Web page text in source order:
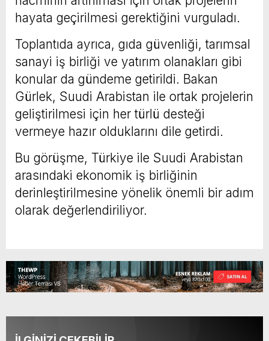
hayata geçirilmesi gerektiğini vurguladı.
Toplantıda ayrıca, gıda güvenliği, tarımsal
sanayi iş birliği ve yatırım olanakları gibi
konular da gündeme getirildi. Bakan
Gürlek, Suudi Arabistan ile ortak projelerin
geliştirilmesi için her türlü desteği
vermeye hazır olduklarını dile getirdi.
Bu görüşme, Türkiye ile Suudi Arabistan
arasındaki ekonomik iş birliğinin
derinleştirilmesine yönelik önemli bir adım
olarak değerlendiriliyor.